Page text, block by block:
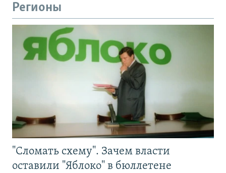
Регионы
"Сломать схему". Зачем власти
оставили "Яблоко" в бюллетене